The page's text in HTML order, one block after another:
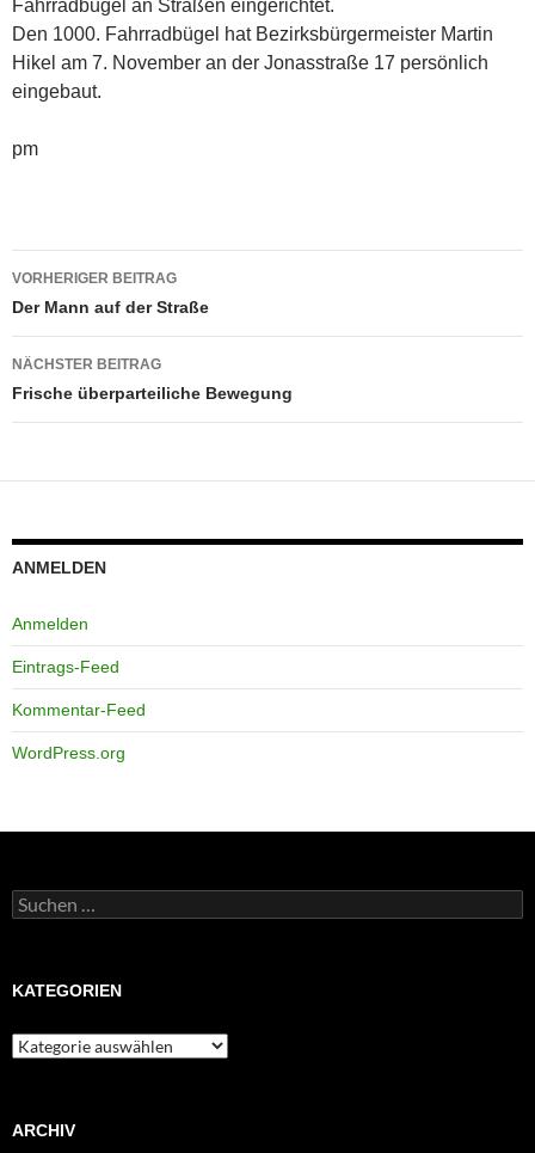
Fahrradbügel an Straßen eingerichtet.
Den 1000. Fahrradbügel hat Bezirksbürgermeister Martin
Hikel am 7. November an der Jonasstraße 17 persönlich
eingebaut.
pm
Beitragsnavigation
VORHERIGER BEITRAG
Der Mann auf der Straße
NÄCHSTER BEITRAG
Frische überparteiliche Bewegung
ANMELDEN
Anmelden
Eintrags-Feed
Kommentar-Feed
WordPress.org
Suchen
nach:
KATEGORIEN
Kategorien
ARCHIV